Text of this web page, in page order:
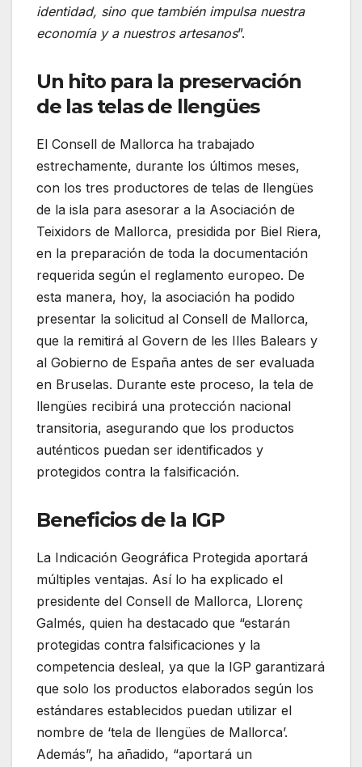
identidad, sino que también impulsa nuestra
economía y a nuestros artesanos”.
Un hito para la preservación
de las telas de llengües
El Consell de Mallorca ha trabajado
estrechamente, durante los últimos meses,
con los tres productores de telas de llengües
de la isla para asesorar a la Asociación de
Teixidors de Mallorca, presidida por Biel Riera,
en la preparación de toda la documentación
requerida según el reglamento europeo. De
esta manera, hoy, la asociación ha podido
presentar la solicitud al Consell de Mallorca,
que la remitirá al Govern de les Illes Balears y
al Gobierno de España antes de ser evaluada
en Bruselas. Durante este proceso, la tela de
llengües recibirá una protección nacional
transitoria, asegurando que los productos
auténticos puedan ser identificados y
protegidos contra la falsificación.
Beneficios de la IGP
La Indicación Geográfica Protegida aportará
múltiples ventajas. Así lo ha explicado el
presidente del Consell de Mallorca, Llorenç
Galmés, quien ha destacado que “estarán
protegidas contra falsificaciones y la
competencia desleal, ya que la IGP garantizará
que solo los productos elaborados según los
estándares establecidos puedan utilizar el
nombre de ‘tela de llengües de Mallorca’.
Además”, ha añadido, “aportará un